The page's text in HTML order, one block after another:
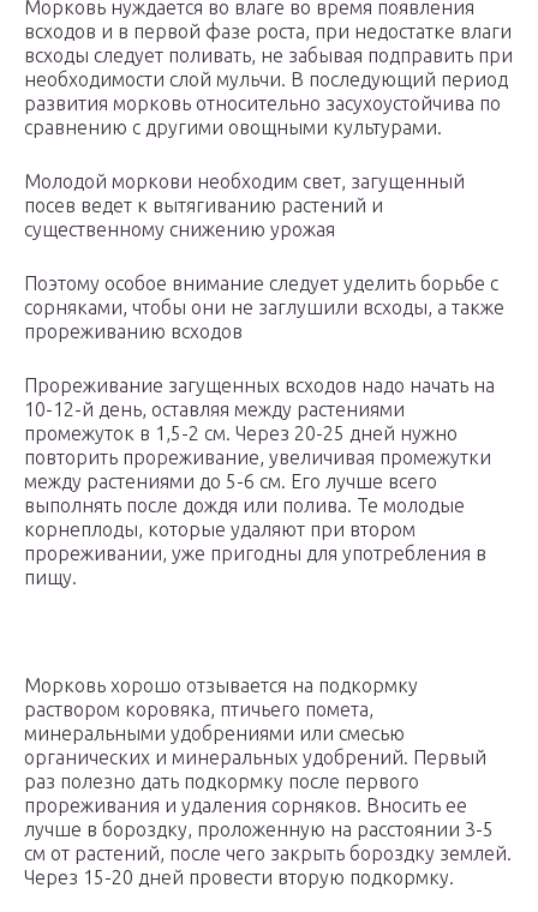
Морковь нуждается во влаге во время появления
всходов и в первой фазе роста, при недостатке влаги
всходы следует поливать, не забывая подправить при
необходимости слой мульчи. В последующий период
развития морковь относительно засухоустойчива по
сравнению с другими овощными культурами.
Молодой моркови необходим свет, загущенный
посев ведет к вытягиванию растений и
существенному снижению урожая
Поэтому особое внимание следует уделить борьбе с
сорняками, чтобы они не заглушили всходы, а также
прореживанию всходов
Прореживание загущенных всходов надо начать на
10-12-й день, оставляя между растениями
промежуток в 1,5-2 см. Через 20-25 дней нужно
повторить прореживание, увеличивая промежутки
между растениями до 5-6 см. Его лучше всего
выполнять после дождя или полива. Те молодые
корнеплоды, которые удаляют при втором
прореживании, уже пригодны для употребления в
пищу.
Морковь хорошо отзывается на подкормку
раствором коровяка, птичьего помета,
минеральными удобрениями или смесью
органических и минеральных удобрений. Первый
раз полезно дать подкормку после первого
прореживания и удаления сорняков. Вносить ее
лучше в бороздку, проложенную на расстоянии 3-5
см от растений, после чего закрыть бороздку землей.
Через 15-20 дней провести вторую подкормку.